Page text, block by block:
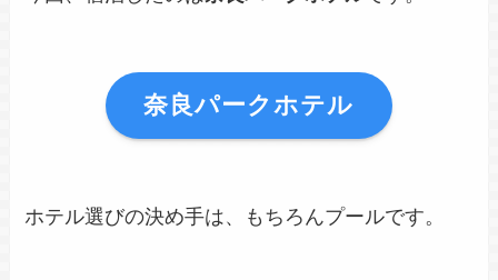
奈良パークホテル
ホテル選びの決め手は、もちろんプールです。